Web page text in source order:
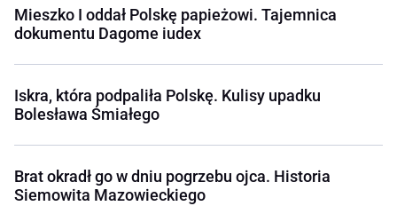
Mieszko I oddał Polskę papieżowi. Tajemnica
dokumentu Dagome iudex
Iskra, która podpaliła Polskę. Kulisy upadku
Bolesława Śmiałego
Brat okradł go w dniu pogrzebu ojca. Historia
Siemowita Mazowieckiego